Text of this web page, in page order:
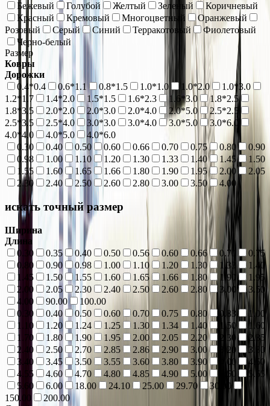
Бежевый
Голубой Желтый Зеленый
Коричневый
Красный
Кремовый Многоцветный
Оранжевый
Розовый
Серый Синий Терракотовый
Фиолетовый
Черно-белый
Размер
Ковры
Дорожки
0.4*0.4
0.6*1.1 0.8*1.5 1.0*1.0 1.0*2.0
1.0*3.0
1.2*1.7
1.4*2.0 1.5*1.5 1.6*2.3 1.6*3.0
1.8*2.5
1.8*3.5
2.0*2.0 2.0*3.0 2.0*4.0 2.0*5.0
2.5*2.5
2.5*3.5
2.5*4.0 3.0*3.0 3.0*4.0 3.0*5.0
3.0*6.0
4.0*4.0
4.0*5.0
4.0*6.0
0.30
0.40 0.50 0.60 0.66 0.70 0.75 0.80
0.90
0.98
1.00 1.10 1.20 1.30 1.33 1.40 1.45
1.50
1.55
1.60 1.65 1.66 1.80 1.90 1.95 2.00
2.05
2.30
2.40 2.50 2.60 2.80 3.00 3.50 4.00
искать точный размер
Ширина
Длина
0.30
0.35 0.40 0.50 0.56 0.60 0.66 0.70
0.75
0.80
0.90 0.98 1.00 1.10 1.20 1.30 1.33
1.40
1.45
1.50 1.55 1.60 1.65 1.66 1.80 1.90
1.95
2.00
2.05 2.30 2.40 2.50 2.60 2.80 3.00
3.50
4.00
90.00
100.00
0.30
0.40 0.50 0.60 0.70 0.75 0.80 0.83
1.00
1.10
1.20 1.24 1.25 1.30 1.34 1.40 1.50
1.60
1.70
1.80 1.90 1.95 2.00 2.05 2.20 2.30
2.35
2.40
2.50 2.70 2.85 2.86 2.90 3.00 3.20
3.30
3.40
3.45 3.50 3.55 3.60 3.80 3.90 4.00
4.50
4.55
4.60 4.70 4.80 4.85 4.90 5.00 5.50
5.55
5.60
6.00 18.00 24.10 25.00 29.70
30.00
150.00
200.00